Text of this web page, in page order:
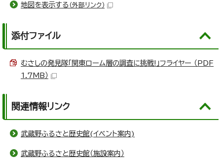
地図を表示する （外部リンク）
添付ファイル
むさしの発見隊「関東ローム層の調査に挑戦!」フライヤー （PDF
1.7MB）
関連情報リンク
武蔵野ふるさと歴史館(イベント案内)
武蔵野ふるさと歴史館（施設案内）